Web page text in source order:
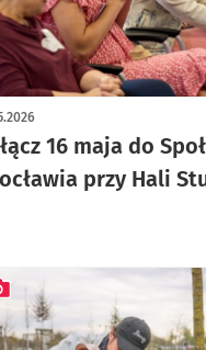
16 maja do
przy Hali